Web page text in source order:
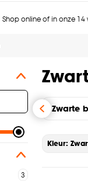
Shop online of in onze 14
Zwarte
Kleur: